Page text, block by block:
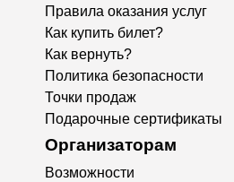
Правила оказания услуг
Как купить билет?
Как вернуть?
Политика безопасности
Точки продаж
Подарочные сертификаты
Организаторам
Возможности